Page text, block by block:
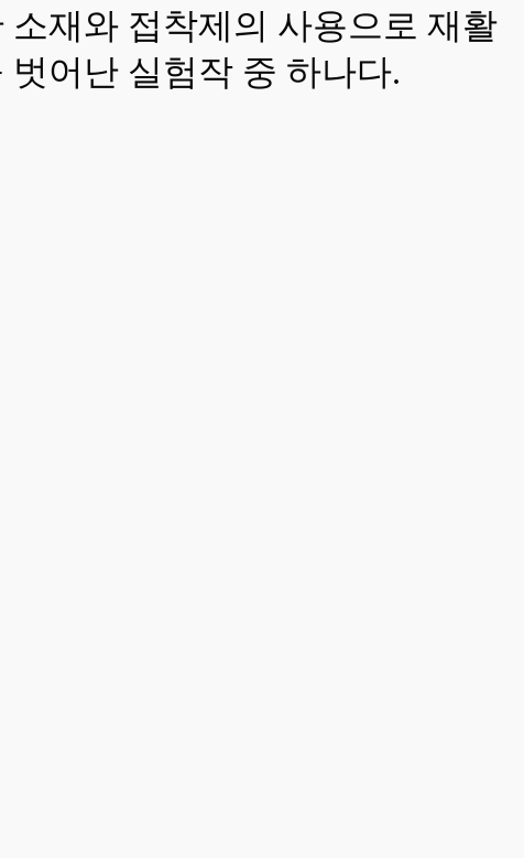
재와 접착제의 사용으로 재활
어난 실험작 중 하나다.